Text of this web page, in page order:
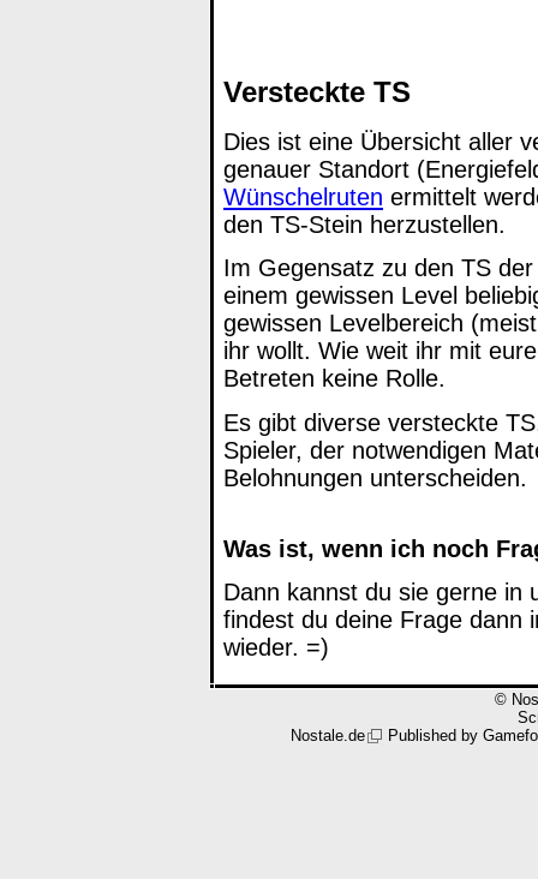
Versteckte TS
Dies ist eine Übersicht aller
genauer Standort
Wünschelruten ermittelt
den TS-Stein herzustellen.
Im Gegensatz zu den TS
einem gewissen Level
gewissen Levelbereich
ihr wollt. Wie weit ihr mit
Betreten keine Rolle.
Es gibt diverse versteckte
Spieler, der notwendigen
Belohnungen unterscheiden.
Was ist, wenn ich noch
Dann kannst du sie gerne in
findest du deine Frage dann
wieder. =)
©
Nostale.de
Published by